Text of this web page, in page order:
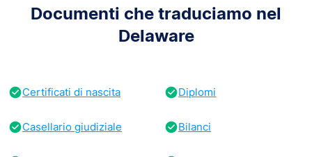
Documenti che traduciamo nel
Delaware
Certificati di nascita Diplomi
Casellario giudiziale Bilanci